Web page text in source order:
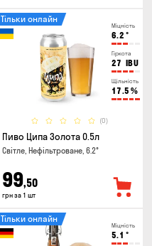
Міцність
6.2 °
Гіркота
27 IBU
Щільність
17.5 %
(0)
Тільки онлайн
Пиво Ципа Золота 0.5л
Світле, Нефільтроване, 6.2°
99,50
грн за 1 шт
Міцність
5.1 °
Тільки онлайн